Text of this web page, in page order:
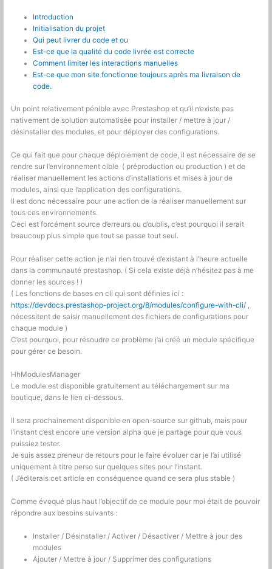
Introduction
Initialisation du projet
Qui peut livrer du code et ou
Est-ce que la qualité du code livrée est correcte
Comment limiter les interactions manuelles
Est-ce que mon site fonctionne toujours après ma livraison de
code.
Un point relativement pénible avec Prestashop et qu’il n’existe pas
nativement de solution automatisée pour installer / mettre à jour /
désinstaller des modules, et pour déployer des configurations.
Ce qui fait que pour chaque déploiement de code, il est nécessaire de se
rendre sur l’environnement cible ( préproduction ou production ) et de
réaliser manuellement les actions d’installations et mises à jour de
modules, ainsi que l’application des configurations.
Il est donc nécessaire pour une action de la réaliser manuellement sur
tous ces environnements.
Ceci est forcément source d’erreurs ou d’oublis, c’est pourquoi il serait
beaucoup plus simple que tout se passe tout seul.
Pour réaliser cette action je n’ai rien trouvé d’existant à l’heure actuelle
dans la communauté prestashop. ( Si cela existe déjà n’hésitez pas à me
donner les sources ! )
( Les fonctions de bases en cli qui sont définies ici :
https://devdocs.prestashop-project.org/8/modules/configure-with-cli/ ,
nécessitent de saisir manuellement des fichiers de configurations pour
chaque module )
C’est pourquoi, pour résoudre ce problème j’ai créé un module spécifique
pour gérer ce besoin.
HhModulesManager
Le module est disponible gratuitement au téléchargement sur ma
boutique, dans le lien ci-dessous.
Il sera prochainement disponible en open-source sur github, mais pour
l’instant c’est encore une version alpha que je partage pour que vous
puissiez tester.
Je suis assez preneur de retours pour le faire évoluer car je l’ai utilisé
uniquement à titre perso sur quelques sites pour l’instant.
( J’éditerais cet article en conséquence quand ce sera plus stable )
Comme évoqué plus haut l’objectif de ce module pour moi était de pouvoir
répondre aux besoins suivants :
Installer / Désinstaller / Activer / Désactiver / Mettre à jour des
modules
Ajouter / Mettre à jour / Supprimer des configurations